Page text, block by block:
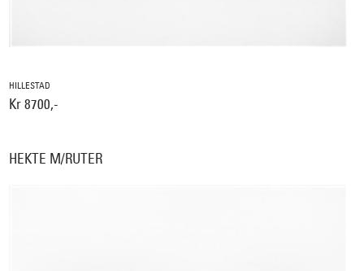
HILLESTAD
Kr 8700,-
HEKTE M/RUTER